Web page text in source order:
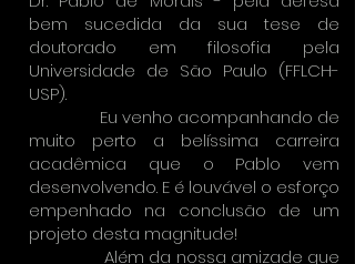
bem sucedida da sua tese de
doutorado em filosofia pela
Universidade de São Paulo (FFLCH-
USP).
Eu venho acompanhando de
muito perto a belíssima carreira
acadêmica que o Pablo vem
desenvolvendo. E é louvável o esforço
empenhado na conclusão de um
projeto desta magnitude!
Além da nossa amizade que